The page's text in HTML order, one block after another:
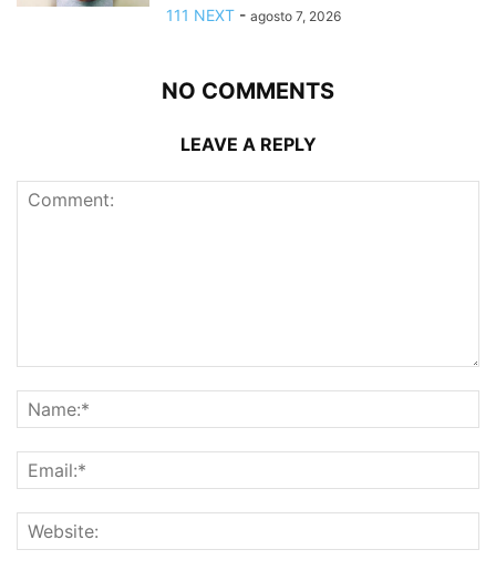
111 NEXT - agosto 7, 2026
NO COMMENTS
LEAVE A REPLY